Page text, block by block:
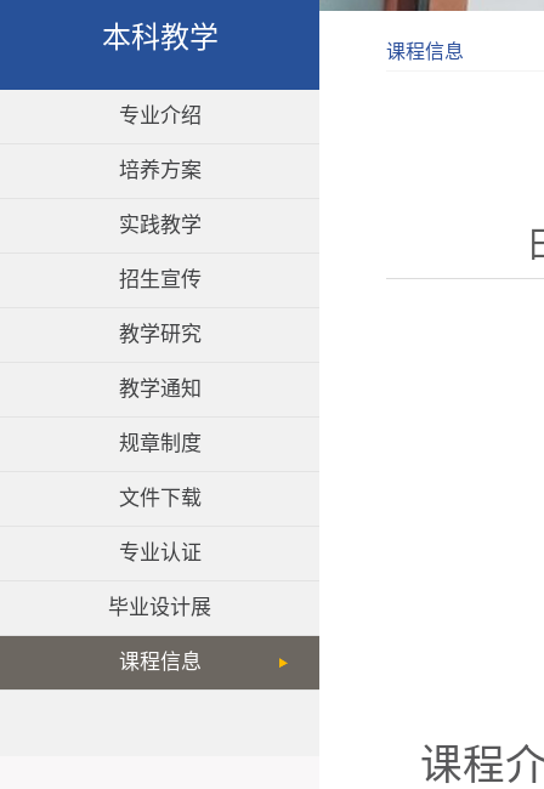
本科教学
专业介绍
培养方案
实践教学
招生宣传
教学研究
教学通知
规章制度
文件下载
专业认证
毕业设计展
课程信息
课程信息
课程